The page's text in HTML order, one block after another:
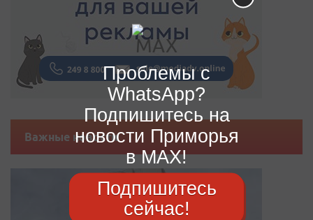
Важные новости
Проблемы с
WhatsApp?
Подпишитесь на
новости Приморья
в MAX!
Подпишитесь
сейчас!